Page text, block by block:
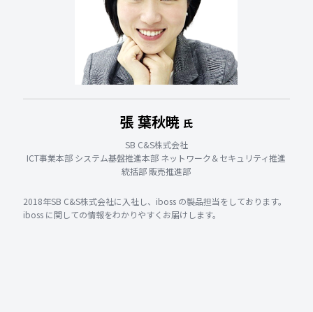
張 葉秋暁 氏
SB C&S株式会社
ICT事業本部 システム基盤推進本部 ネットワーク＆セキュリティ推進
統括部 販売推進部
2018年SB C&S株式会社に入社し、iboss の製品担当をしております。
iboss に関しての情報をわかりやすくお届けします。